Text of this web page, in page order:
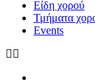
Είδη χορού
Τμήματα
Events